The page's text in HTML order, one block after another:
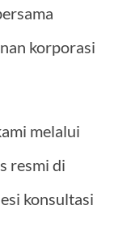
korporasi
melalui
resmi di
konsultasi